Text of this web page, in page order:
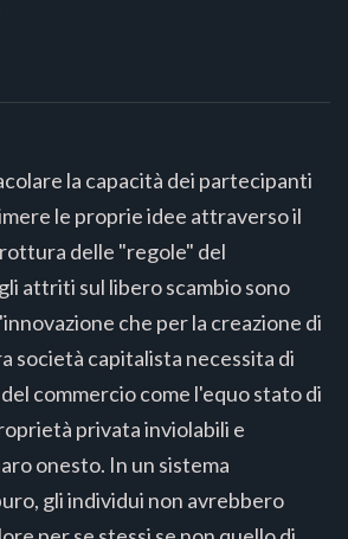
la capacità dei partecipanti
le proprie idee attraverso il
delle "regole" del
attriti sul libero scambio sono
che per la creazione di
società capitalista necessita di
commercio come l'equo stato di
privata inviolabili e
onesto. In un sistema
gli individui non avrebbero